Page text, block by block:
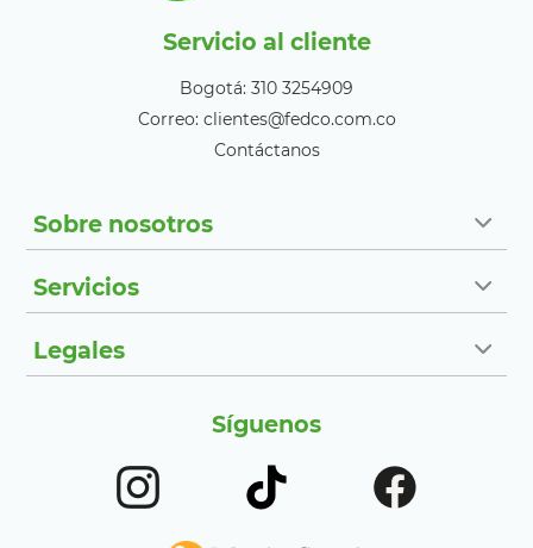
Servicio al cliente
Bogotá: 310 3254909
Correo: clientes@fedco.com.co
Contáctanos
Sobre nosotros
Servicios
Legales
Síguenos